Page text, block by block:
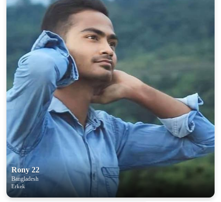
Rony 22
Bangladesh
Erkek